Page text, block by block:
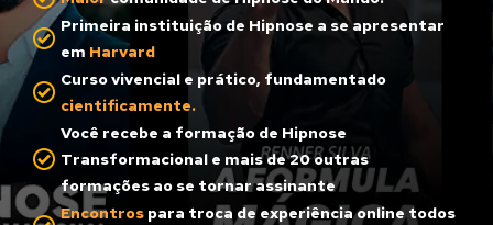
Primeira instituição de Hipnose a se apresentar
em Harvard
Curso vivencial e prático, fundamentado
cientificamente.
Você recebe a formação de Hipnose
Transformacional e mais de 20 outras
formações ao se tornar assinante
Encontros para troca de experiência online todos